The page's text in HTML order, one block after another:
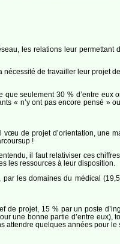
les relations leur permettant
nécessité de travailler leur projet
que seulement 30 % d’entre eux
« n’y ont pas encore pensé »
vœu de projet d’orientation, une
!
il faut relativiser ces
les ressources à leur disposition.
par les domaines du médical
de projet, 15 % par un poste
une bonne partie d’entre eux),
attendre quelques années pour le